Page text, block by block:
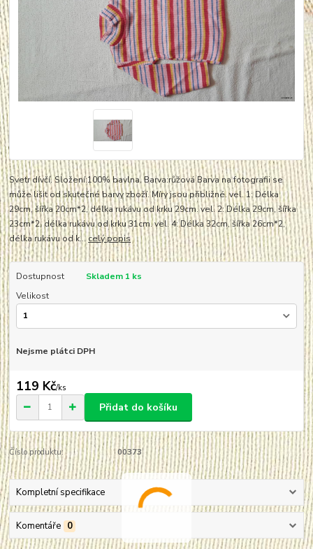
Svetr dívčí. Složení:100% bavlna. Barva:růžová Barva na fotografii se
může lišit od skutečné barvy zboží. Míry jsou přibližné. vel. 1: Délka
29cm, šířka 20cm*2, délka rukávu od krku 29cm. vel. 2: Délka 29cm, šířka
23cm*2, délka rukávu od krku 31cm. vel. 4: Délka 32cm, šířka 26cm*2,
délka rukávu od k...celý popis
Dostupnost
Skladem 1 ks
Velikost
Nejsme plátci DPH
119 Kč/ks
Přidat do košíku
Číslo produktu: 00373
Kompletní specifikace
Komentáře 0